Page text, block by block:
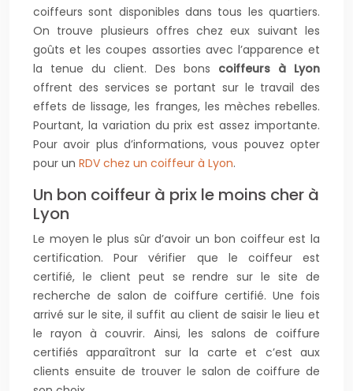
coiffeurs sont disponibles dans tous les quartiers.
On trouve plusieurs offres chez eux suivant les
goûts et les coupes assorties avec l’apparence et
la tenue du client. Des bons coiffeurs à Lyon
offrent des services se portant sur le travail des
effets de lissage, les franges, les mèches rebelles.
Pourtant, la variation du prix est assez importante.
Pour avoir plus d’informations, vous pouvez opter
pour un RDV chez un coiffeur à Lyon.
Un bon coiffeur à prix le moins cher à
Lyon
Le moyen le plus sûr d’avoir un bon coiffeur est la
certification. Pour vérifier que le coiffeur est
certifié, le client peut se rendre sur le site de
recherche de salon de coiffure certifié. Une fois
arrivé sur le site, il suffit au client de saisir le lieu et
le rayon à couvrir. Ainsi, les salons de coiffure
certifiés apparaîtront sur la carte et c’est aux
clients ensuite de trouver le salon de coiffure de